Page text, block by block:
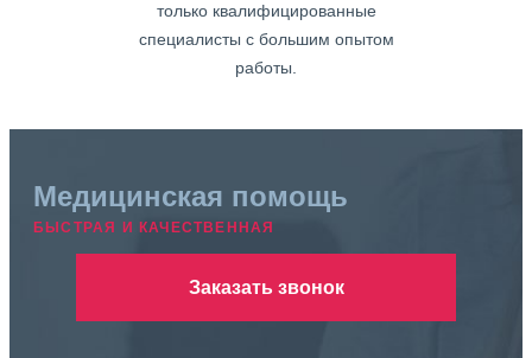
только квалифицированные
специалисты с большим опытом
работы.
Медицинская помощь
БЫСТРАЯ И КАЧЕСТВЕННАЯ
Заказать звонок